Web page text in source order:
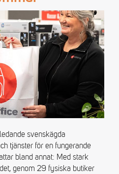
svenskägda
tjänster för en fungerande
bland annat: Med stark
genom 29 fysiska butiker